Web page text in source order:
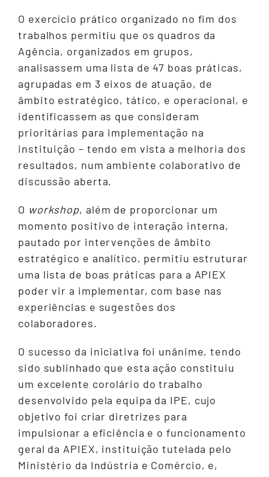
O exercício prático organizado no fim dos
trabalhos permitiu que os quadros da
Agência, organizados em grupos,
analisassem uma lista de 47 boas práticas,
agrupadas em 3 eixos de atuação, de
âmbito estratégico, tático, e operacional, e
identificassem as que consideram
prioritárias para implementação na
instituição – tendo em vista a melhoria dos
resultados, num ambiente colaborativo de
discussão aberta.
O workshop, além de proporcionar um
momento positivo de interação interna,
pautado por intervenções de âmbito
estratégico e analítico, permitiu estruturar
uma lista de boas práticas para a APIEX
poder vir a implementar, com base nas
experiências e sugestões dos
colaboradores.
O sucesso da iniciativa foi unânime, tendo
sido sublinhado que esta ação constituiu
um excelente corolário do trabalho
desenvolvido pela equipa da IPE, cujo
objetivo foi criar diretrizes para
impulsionar a eficiência e o funcionamento
geral da APIEX, instituição tutelada pelo
Ministério da Indústria e Comércio, e,